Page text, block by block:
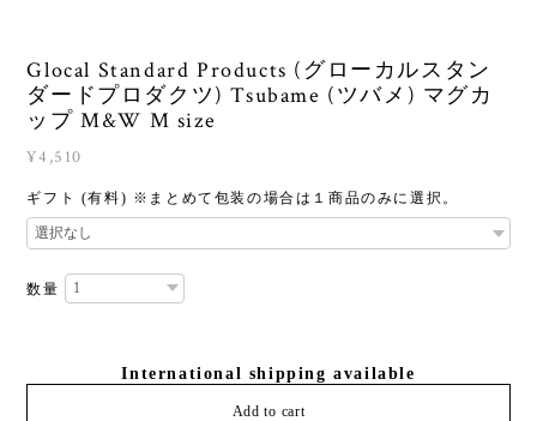
Glocal Standard Products (グローカルスタン
ダードプロダクツ) Tsubame (ツバメ) マグカ
ップ M&W M size
¥4,510
ギフト (有料) ※まとめて包装の場合は１商品のみに選択。
数量
International shipping available
Add to cart